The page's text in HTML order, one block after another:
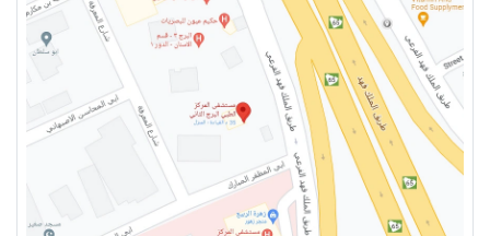
القرنية المخروطية اعراض